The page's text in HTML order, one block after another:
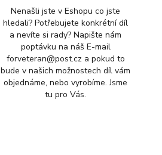
Nenašli jste v Eshopu co jste
hledali? Potřebujete konkrétní díl
a nevíte si rady? Napište nám
poptávku na náš E-mail
forveteran@post.cz a pokud to
bude v našich možnostech díl vám
objednáme, nebo vyrobíme. Jsme
tu pro Vás.